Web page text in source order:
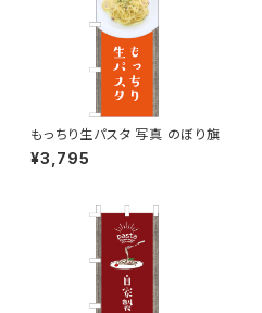
もっちり生パスタ 写真 のぼり旗
¥3,795